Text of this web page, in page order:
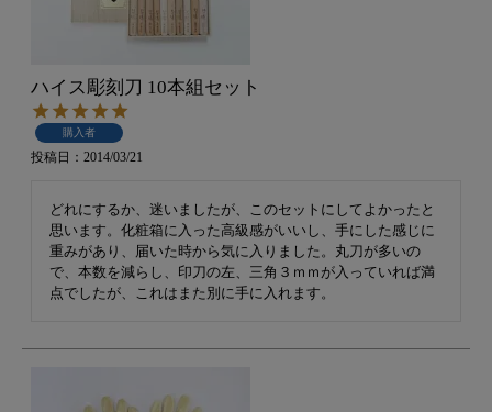
ハイス彫刻刀 10本組セット
購入者
投稿日 2014/03/21
どれにするか、迷いましたが、このセットにしてよかったと
思います。化粧箱に入った高級感がいいし、手にした感じに
重みがあり、届いた時から気に入りました。丸刀が多いの
で、本数を減らし、印刀の左、三角３ｍｍが入っていれば満
点でしたが、これはまた別に手に入れます。